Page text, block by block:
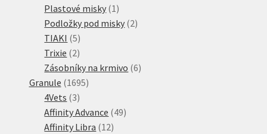
Plastové misky 1 1
produkt
Podložky pod misky 22
TIAKI 55
produktů
Trixie 22
produkty
Zásobníky na krmivo 66
Granule 16951695
4Vets 33
produkty
Affinity Advance 4949
Affinity Libra 1212